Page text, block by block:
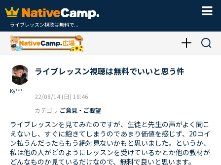
ライブレッスン視聴は無料で...
Ky***
ライブレッスン視聴は無料でいいと思う件
22/08/14 (日) 18:46
カテゴリ ご意見・ご要望
ライブレッスンを見てみたのですが、生徒と先生の声がよく聞こ
えないし、すぐに飽きてしまうのであまり価値を感じず、20コイ
ン払うんだったらもう絶対見ないかもと思いました。というか、
私は他の人がどのようにレッスンを受けているかとか他の教材が
どんなものか見ているだけなので、無料で良いと思います。